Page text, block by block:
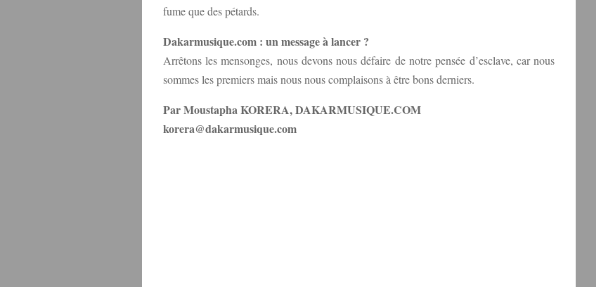
fume que des pétards.
Dakarmusique.com : un message à lancer ?
Arrêtons les mensonges, nous devons nous défaire de notre pensée d’esclave, car nous
sommes les premiers mais nous nous complaisons à être bons derniers.
Par Moustapha KORERA, DAKARMUSIQUE.COM
korera@dakarmusique.com